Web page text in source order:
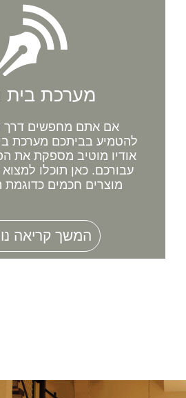
מערכת בית
אם אתם מחפשים דרך
להטמיע בביתכם מערכת
אודיו מוטיב מספקת את
עבורכם. כאן תוכלו
מוצרים חכמים כדוגמת
המשך קריאה